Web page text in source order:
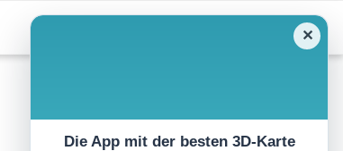
✕
Die App mit der besten 3D-Karte